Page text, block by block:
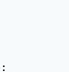
: